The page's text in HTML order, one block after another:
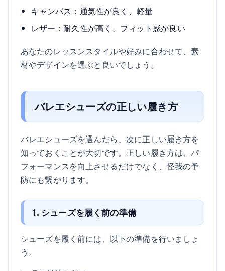
キャンバス：通気性が良く、軽量
レザー：耐久性が高く、フィット感が良い
あなたのレッスンスタイルや好みに合わせて、素
材やデザインを選ぶと良いでしょう。
バレエシューズの正しい履き方
バレエシューズを選んだら、次に正しい履き方を
知っておくことが大切です。正しい履き方は、パ
フォーマンスを向上させるだけでなく、怪我の予
防にも繋がります。
1. シューズを履く前の準備
シューズを履く前には、以下の準備を行いましょ
う。